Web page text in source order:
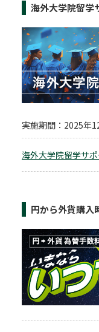
海外大学院留学
実施期間：2025年
海外大学院留学サ
円から外貨購入